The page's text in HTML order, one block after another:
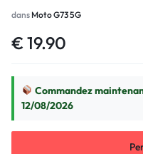
dans Moto G73 5G
€ 19.90
Commandez
12/08/2026